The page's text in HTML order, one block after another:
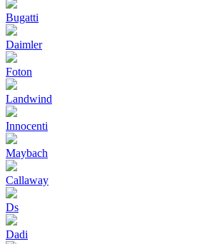
Bugatti
Daimler
Foton
Landwind
Innocenti
Maybach
Callaway
Ds
Dadi